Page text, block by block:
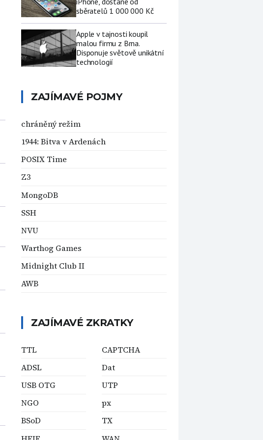
sběratelů 1 000 000 Kč
Apple v tajnosti koupil
malou firmu z Brna.
Disponuje světově unikátní
technologií
ZAJÍMAVÉ POJMY
chráněný režim
1944: Bitva v Ardenách
POSIX Time
Z3
MongoDB
SSH
NVU
Warthog Games
Midnight Club II
AWB
ZAJÍMAVÉ ZKRATKY
TTL
ADSL
USB OTG
NGO
BSoD
CAPTCHA
Dat
UTP
px
TX